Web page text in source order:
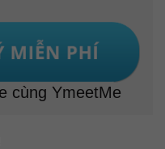
cùng YmeetMe